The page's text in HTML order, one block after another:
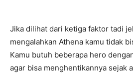
Jika dilihat dari ketiga faktor tadi
mengalahkan Athena kamu tidak
Kamu butuh beberapa hero
agar bisa menghentikannya sejak